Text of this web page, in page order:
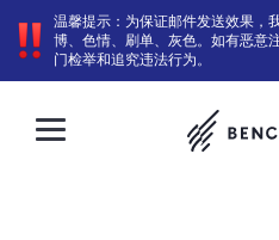
温馨提示：为保证邮件发送效果，
博、色情、刷单、灰色。如有恶意
门检举和追究违法行为。